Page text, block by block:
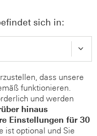
sich in:
dass unsere
funktionieren.
und werden
hinaus
Einstellungen für 30
ist optional und Sie